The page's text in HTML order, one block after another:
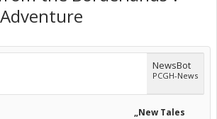
NewsBot
PCGH-News
„New Tales